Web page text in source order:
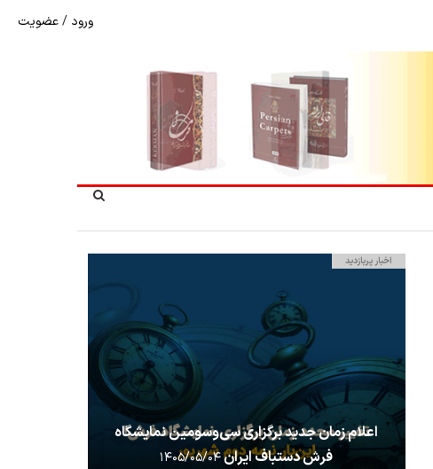
ورود /عضویت
اخبار پربازدید
اعلام زمان جدید برگزاری سی‌وسومین نمایشگاه
فرش دستباف ایران۱۴۰۵/۰۵/۰۴